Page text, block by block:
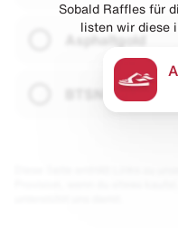
Asphaltgold
Sobald Raffles für
listen wir diese